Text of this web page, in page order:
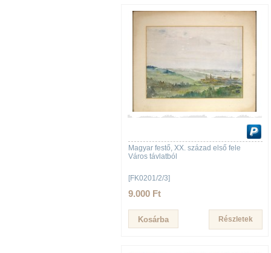
Magyar festő, XX. század első fele
Város távlatból
[FK0201/2/3]
9.000 Ft
Részletek